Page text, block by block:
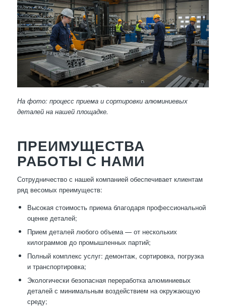
На фото: процесс приема и сортировки алюминиевых
деталей на нашей площадке.
ПРЕИМУЩЕСТВА
РАБОТЫ С НАМИ
Сотрудничество с нашей компанией обеспечивает клиентам
ряд весомых преимуществ:
Высокая стоимость приема благодаря профессиональной
оценке деталей;
Прием деталей любого объема — от нескольких
килограммов до промышленных партий;
Полный комплекс услуг: демонтаж, сортировка, погрузка
и транспортировка;
Экологически безопасная переработка алюминиевых
деталей с минимальным воздействием на окружающую
среду;